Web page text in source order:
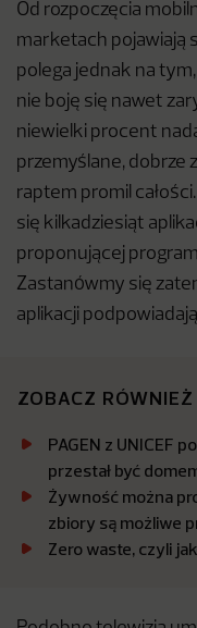
Od rozpoczęcia
marketach pojawiają
polega jednak na
nie boję się nawet
niewielki procent
przemyślane, dobrze
raptem promil
się kilkadziesiąt
proponującej
Zastanówmy się
aplikacji
ZOBACZ RÓWNIEŻ
PAGEN z UNICEF
przestał być
Żywność można
zbiory są możliwe
Zero waste, czyli